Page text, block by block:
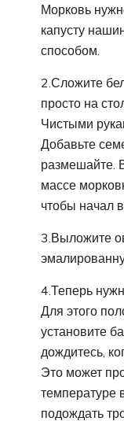
Морковь
капусту
способом.
2.Сложите
просто на
Чистыми
Добавьте
размешайте.
массе
чтобы начал
3.Выложите
4.Теперь
Для этого
установите
дождитесь,
Это может
температуре
подождать